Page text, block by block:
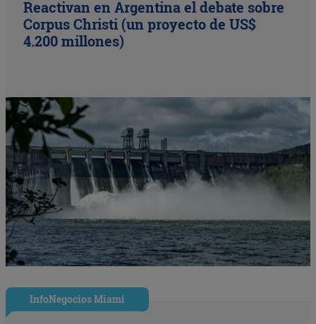
Reactivan en Argentina el debate sobre
Corpus Christi (un proyecto de US$
4.200 millones)
InfoNegocios Miami